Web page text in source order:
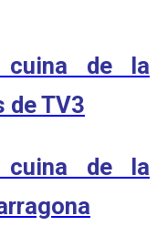
de la
de TV3
de la